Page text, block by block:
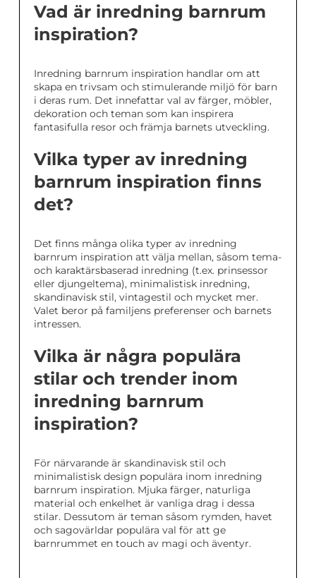
Vad är inredning barnrum
inspiration?
Inredning barnrum inspiration handlar om att
skapa en trivsam och stimulerande miljö för barn
i deras rum. Det innefattar val av färger, möbler,
dekoration och teman som kan inspirera
fantasifulla resor och främja barnets utveckling.
Vilka typer av inredning
barnrum inspiration finns
det?
Det finns många olika typer av inredning
barnrum inspiration att välja mellan, såsom tema-
och karaktärsbaserad inredning (t.ex. prinsessor
eller djungeltema), minimalistisk inredning,
skandinavisk stil, vintagestil och mycket mer.
Valet beror på familjens preferenser och barnets
intressen.
Vilka är några populära
stilar och trender inom
inredning barnrum
inspiration?
För närvarande är skandinavisk stil och
minimalistisk design populära inom inredning
barnrum inspiration. Mjuka färger, naturliga
material och enkelhet är vanliga drag i dessa
stilar. Dessutom är teman såsom rymden, havet
och sagovärldar populära val för att ge
barnrummet en touch av magi och äventyr.